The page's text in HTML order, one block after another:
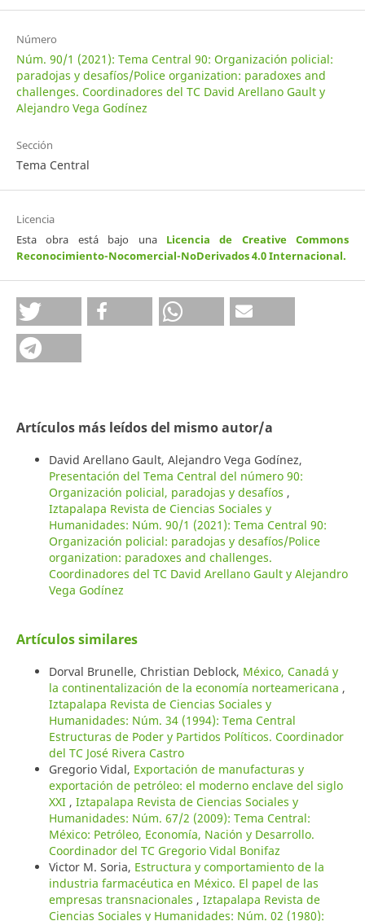
Número
Núm. 90/1 (2021): Tema Central 90: Organización policial:
paradojas y desafíos/Police organization: paradoxes and
challenges. Coordinadores del TC David Arellano Gault y
Alejandro Vega Godínez
Sección
Tema Central
Licencia
Esta obra está bajo una Licencia de Creative Commons
Reconocimiento-Nocomercial-NoDerivados 4.0 Internacional.
Artículos más leídos del mismo autor/a
David Arellano Gault, Alejandro Vega Godínez,
Presentación del Tema Central del número 90:
Organización policial, paradojas y desafíos ,
Iztapalapa Revista de Ciencias Sociales y
Humanidades: Núm. 90/1 (2021): Tema Central 90:
Organización policial: paradojas y desafíos/Police
organization: paradoxes and challenges.
Coordinadores del TC David Arellano Gault y Alejandro
Vega Godínez
Artículos similares
Dorval Brunelle, Christian Deblock, México, Canadá y
la continentalización de la economía norteamericana ,
Iztapalapa Revista de Ciencias Sociales y
Humanidades: Núm. 34 (1994): Tema Central
Estructuras de Poder y Partidos Políticos. Coordinador
del TC José Rivera Castro
Gregorio Vidal, Exportación de manufacturas y
exportación de petróleo: el moderno enclave del siglo
XXI , Iztapalapa Revista de Ciencias Sociales y
Humanidades: Núm. 67/2 (2009): Tema Central:
México: Petróleo, Economía, Nación y Desarrollo.
Coordinador del TC Gregorio Vidal Bonifaz
Victor M. Soria, Estructura y comportamiento de la
industria farmacéutica en México. El papel de las
empresas transnacionales , Iztapalapa Revista de
Ciencias Sociales y Humanidades: Núm. 02 (1980):